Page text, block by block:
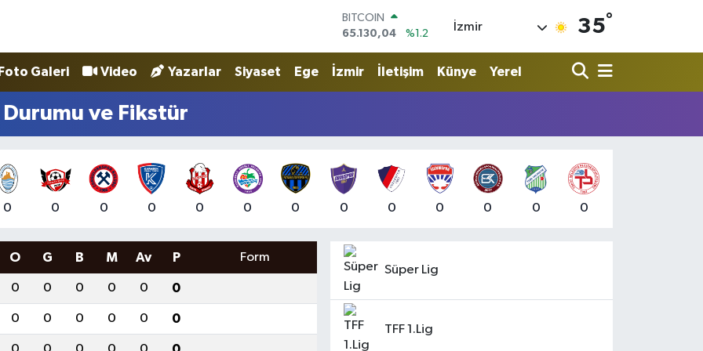
BITCOIN
65.130,04
%1.2
EURO
55,1652
%0.27
GRAM ALTIN
BİST100
13.773
%-19
İzmir 35°
Foto Galeri Video Yazarlar Siyaset Ege İzmir İletişim Künye Yerel
ve Fikstür
0 0 0 0 0 0 0 0 0 0 0 0 0
O G B M Av P Form
0 0 0 0 0 0
0 0 0 0 0 0
Süper Lig
TFF 1.Lig